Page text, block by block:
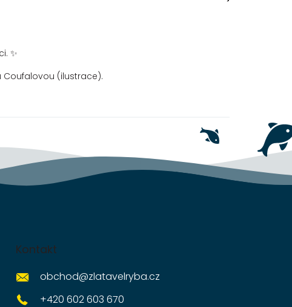
✨
Coufalovou (ilustrace).
Kontakt
obchod@zlatavelryba.cz
+420 602 603 670